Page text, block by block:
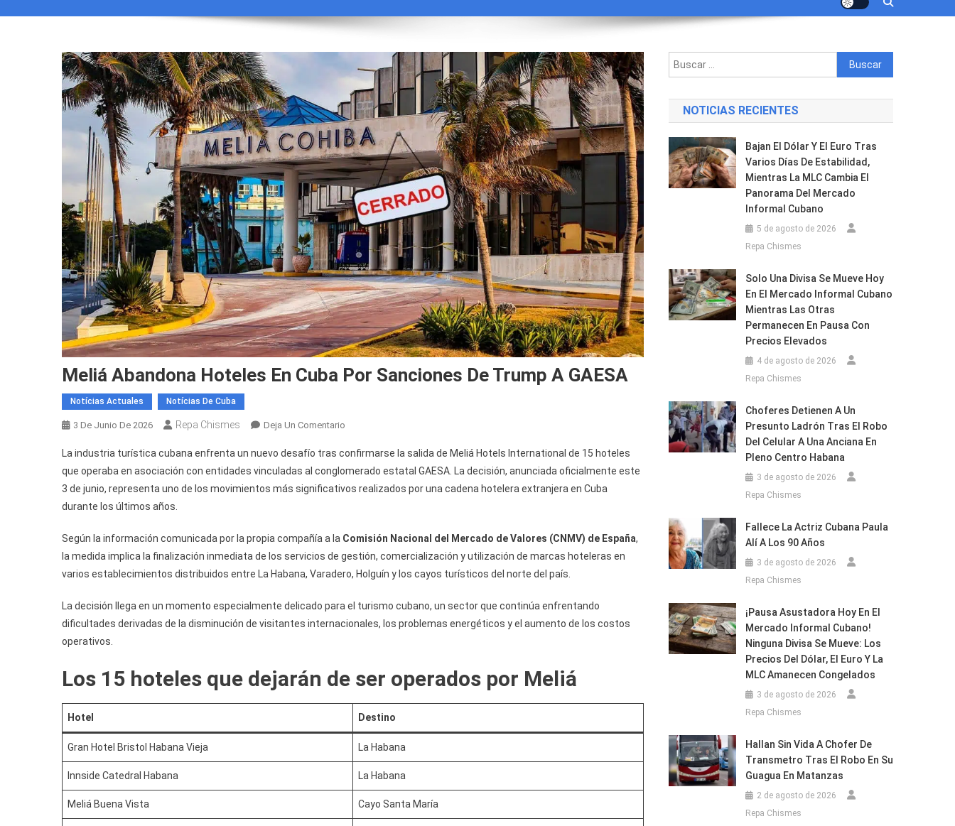
Meliá Abandona Hoteles En Cuba Por Sanciones De Trump A GAESA
Notícias Actuales Notícias De Cuba
3 De Junio De 2026 Repa Chismes Deja Un Comentario
Abandona
Hoteles
En
Sanciones
De
Trump
GAESA
La industria turística cubana enfrenta un nuevo desafío tras confirmarse la salida de Meliá Hotels International de 15 hoteles
que operaba en asociación con entidades vinculadas al conglomerado estatal GAESA. La decisión, anunciada oficialmente este
3 de junio, representa uno de los movimientos más significativos realizados por una cadena hotelera extranjera en Cuba
durante los últimos años.
Según la información comunicada por la propia compañía a la Comisión Nacional del Mercado de Valores (CNMV) de España,
la medida implica la finalización inmediata de los servicios de gestión, comercialización y utilización de marcas hoteleras en
varios establecimientos distribuidos entre La Habana, Varadero, Holguín y los cayos turísticos del norte del país.
La decisión llega en un momento especialmente delicado para el turismo cubano, un sector que continúa enfrentando
dificultades derivadas de la disminución de visitantes internacionales, los problemas energéticos y el aumento de los costos
operativos.
Los 15 hoteles que dejarán de ser operados por Meliá
Hotel Destino
Gran Hotel Bristol Habana Vieja La Habana
Innside Catedral Habana La Habana
Meliá Buena Vista Cayo Santa María
Buscar:
NOTICIAS RECIENTES
Bajan El Dólar Y El Euro Tras
Varios Días De Estabilidad,
Mientras La MLC Cambia El
Panorama Del Mercado
Informal Cubano
5 de agosto de 2026
Repa Chismes
Solo Una Divisa Se Mueve Hoy
En El Mercado Informal Cubano
Mientras Las Otras
Permanecen En Pausa Con
Precios Elevados
4 de agosto de 2026
Repa Chismes
Choferes Detienen A Un
Presunto Ladrón Tras El Robo
Del Celular A Una Anciana En
Pleno Centro Habana
3 de agosto de 2026
Repa Chismes
Fallece La Actriz Cubana Paula
Alí A Los 90 Años
3 de agosto de 2026
Repa Chismes
¡Pausa Asustadora Hoy En El
Mercado Informal Cubano!
Ninguna Divisa Se Mueve: Los
Precios Del Dólar, El Euro Y La
MLC Amanecen Congelados
3 de agosto de 2026
Repa Chismes
Hallan Sin Vida A Chofer De
Transmetro Tras El Robo En Su
Guagua En Matanzas
2 de agosto de 2026
Repa Chismes